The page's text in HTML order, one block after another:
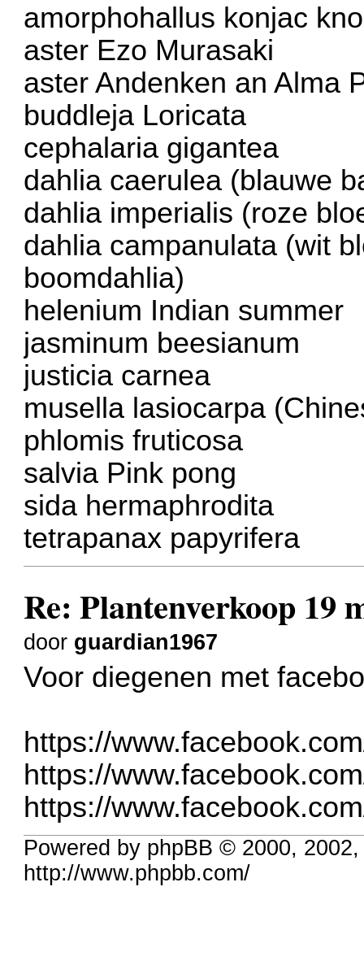
amorphohallus konjac
aster Ezo Murasaki
aster Andenken an Alma
buddleja Loricata
cephalaria gigantea
dahlia caerulea (blauwe
dahlia imperialis (roze
dahlia campanulata (wit
boomdahlia)
helenium Indian summer
jasminum beesianum
justicia carnea
musella lasiocarpa
phlomis fruticosa
salvia Pink pong
sida hermaphrodita
tetrapanax papyrifera
Re: Plantenverkoop 19
door guardian1967
Voor diegenen met
https://
https://
https://
Powered by phpBB © 2000,
http://www.phpbb.com/